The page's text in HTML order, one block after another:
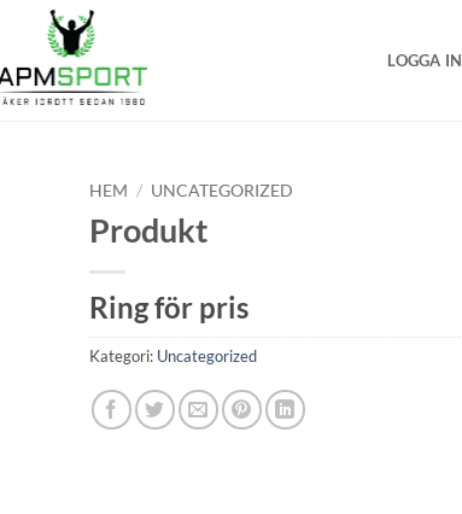
LOGGA IN
HEM / UNCATEGORIZED
Produkt
Ring för pris
Kategori: Uncategorized